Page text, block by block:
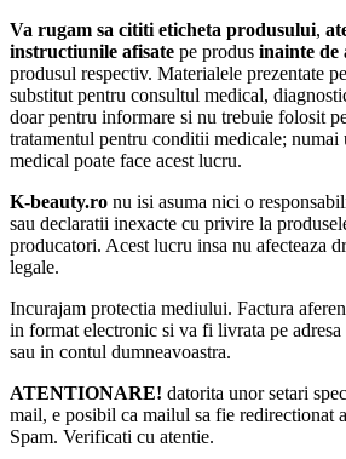
Va rugam sa cititi eticheta produsului,
instructiunile afisate pe produs inainte de
produsul respectiv. Materialele prezentate
substitut pentru consultul medical,
doar pentru informare si nu trebuie folosit
tratamentul pentru conditii medicale;
medical poate face acest lucru.
K-beauty.ro nu isi asuma nici o
sau declaratii inexacte cu privire la
producatori. Acest lucru insa nu afecteaza
legale.
Incurajam protectia mediului. Factura
in format electronic si va fi livrata pe
sau in contul dumneavoastra.
ATENTIONARE! datorita unor setari
mail, e posibil ca mailul sa fie redirectionat
Spam. Verificati cu atentie.